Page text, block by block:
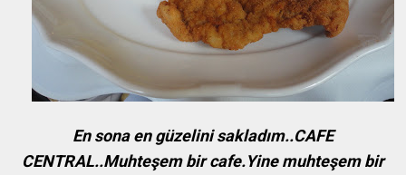
En sona en güzelini sakladım..CAFE
CENTRAL..Muhteşem bir cafe.Yine muhteşem bir